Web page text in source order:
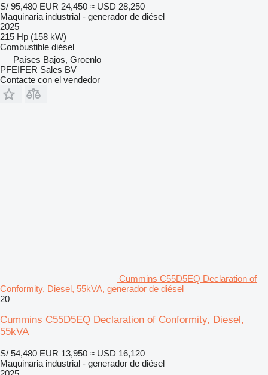
S/ 95,480 EUR 24,450 ≈ USD 28,250
Maquinaria industrial - generador de diésel
2025
215 Hp (158 kW)
Combustible diésel
Países Bajos, Groenlo
PFEIFER Sales BV
Contacte con el vendedor
Cummins C55D5EQ Declaration of
Conformity, Diesel, 55kVA, generador de diésel
20
Cummins C55D5EQ Declaration of Conformity, Diesel,
55kVA
S/ 54,480 EUR 13,950 ≈ USD 16,120
Maquinaria industrial - generador de diésel